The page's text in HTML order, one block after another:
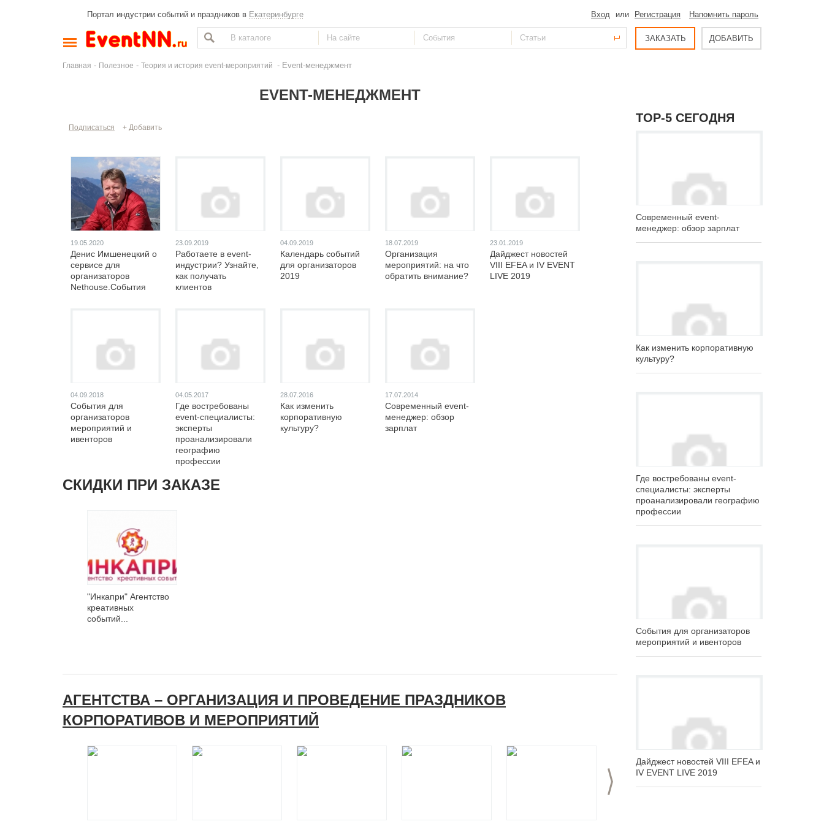
Портал индустрии событий и праздников в Екатеринбурге Вход или Регистрация Напомнить пароль
ЗАКАЗАТЬ ДОБАВИТЬ
Главная - Полезное - Теория и история event-мероприятий - Event-менеджмент
EVENT-МЕНЕДЖМЕНТ
Подписаться + Добавить
19.05.2020
Денис Имшенецкий о
сервисе для
организаторов
Nethouse.События
23.09.2019
Работаете в event-
индустрии? Узнайте,
как получать
клиентов
04.09.2019
Календарь событий
для организаторов
2019
18.07.2019
Организация
мероприятий: на что
обратить внимание?
23.01.2019
Дайджест новостей
VIII EFEA и IV EVENT
LIVE 2019
04.09.2018
Cобытия для
организаторов
мероприятий и
ивенторов
04.05.2017
Где востребованы
event-специалисты:
эксперты
проанализировали
географию
профессии
28.07.2016
Как изменить
корпоративную
культуру?
17.07.2014
Современный event-
менеджер: обзор
зарплат
СКИДКИ ПРИ ЗАКАЗЕ
"Инкапри" Агентство
креативных
событий...
АГЕНТСТВА – ОРГАНИЗАЦИЯ И ПРОВЕДЕНИЕ ПРАЗДНИКОВ
КОРПОРАТИВОВ И МЕРОПРИЯТИЙ
>
ТОР-5 СЕГОДНЯ
Современный event-
менеджер: обзор зарплат
Как изменить корпоративную
культуру?
Где востребованы event-
специалисты: эксперты
проанализировали географию
профессии
Cобытия для организаторов
мероприятий и ивенторов
Дайджест новостей VIII EFEA и
IV EVENT LIVE 2019